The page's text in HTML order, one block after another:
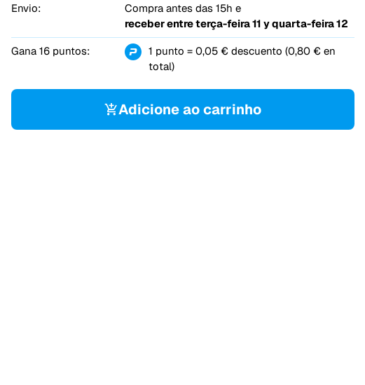
Envio:
Compra antes das 15h e
receber entreterça-feira 11 y quarta-feira 12
Gana 16 puntos:
1 punto = 0,05 € descuento (0,80 € en
total)
Adicione ao carrinho